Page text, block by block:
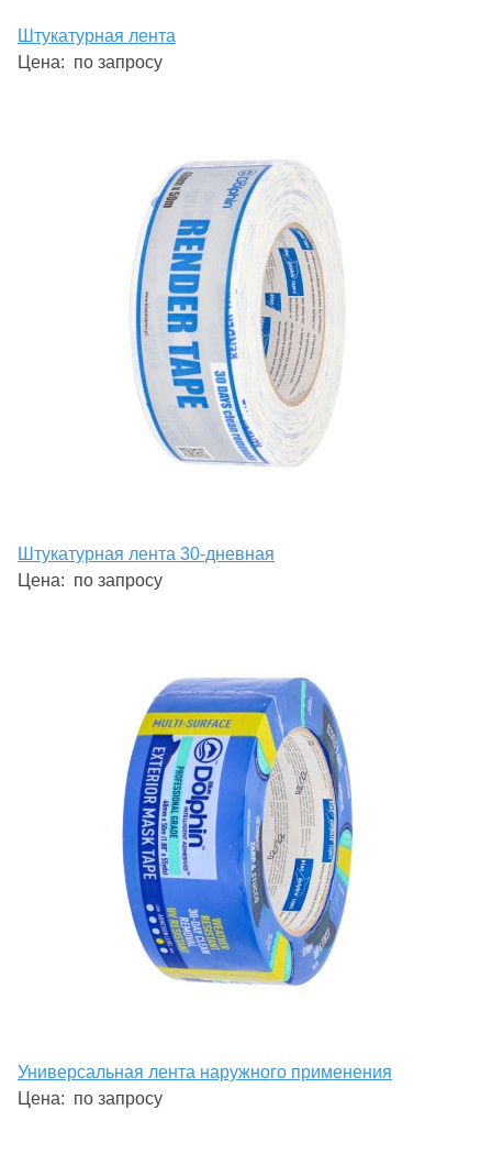
Штукатурная лента
Цена: по запросу
Штукатурная лента 30-дневная
Цена: по запросу
Универсальная лента наружного применения
Цена: по запросу